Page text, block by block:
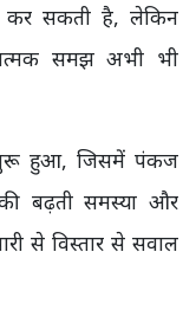
कर सकती है, लेकिन
समझ अभी भी
शुरू हुआ, जिसमें पंकज
बढ़ती समस्या और
से विस्तार से सवाल